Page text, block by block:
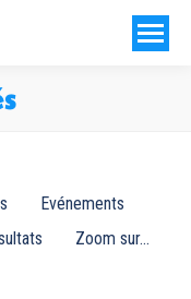
Evénements
Zoom sur...